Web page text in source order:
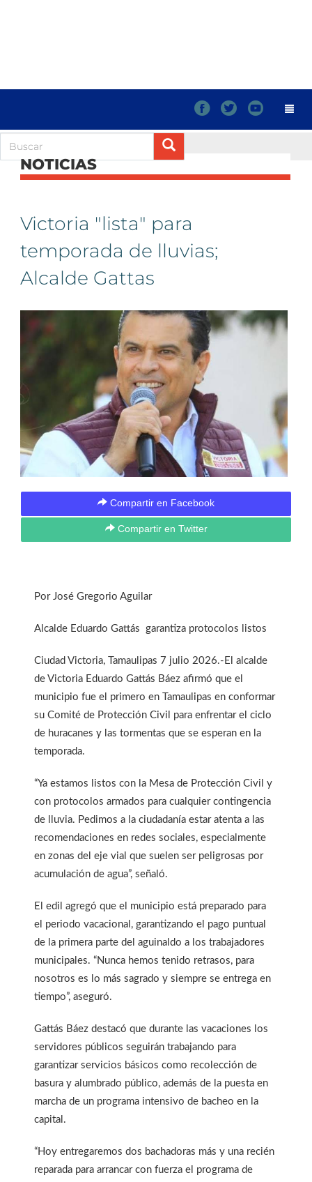
f t y
NOTICIAS
Victoria "lista" para
temporada de lluvias;
Alcalde Gattas
Compartir en Facebook
Compartir en Twitter
Por José Gregorio Aguilar
Alcalde Eduardo Gattás garantiza protocolos listos
Ciudad Victoria, Tamaulipas 7 julio 2026.-El alcalde
de Victoria Eduardo Gattás Báez afirmó que el
municipio fue el primero en Tamaulipas en conformar
su Comité de Protección Civil para enfrentar el ciclo
de huracanes y las tormentas que se esperan en la
temporada.
“Ya estamos listos con la Mesa de Protección Civil y
con protocolos armados para cualquier contingencia
de lluvia. Pedimos a la ciudadanía estar atenta a las
recomendaciones en redes sociales, especialmente
en zonas del eje vial que suelen ser peligrosas por
acumulación de agua”, señaló.
El edil agregó que el municipio está preparado para
el periodo vacacional, garantizando el pago puntual
de la primera parte del aguinaldo a los trabajadores
municipales. “Nunca hemos tenido retrasos, para
nosotros es lo más sagrado y siempre se entrega en
tiempo”, aseguró.
Gattás Báez destacó que durante las vacaciones los
servidores públicos seguirán trabajando para
garantizar servicios básicos como recolección de
basura y alumbrado público, además de la puesta en
marcha de un programa intensivo de bacheo en la
capital.
“Hoy entregaremos dos bachadoras más y una recién
reparada para arrancar con fuerza el programa de